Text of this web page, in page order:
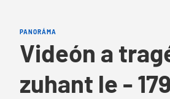
PANORÁMA
Videón a
zuhant le -